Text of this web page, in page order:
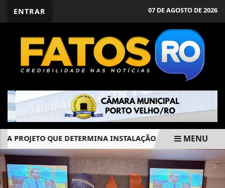
ENTRAR 07 DE AGOSTO DE 2026
QUE DETERMINA INSTALAÇÃO DE ADESIVO DE
EM ALTA
MENU